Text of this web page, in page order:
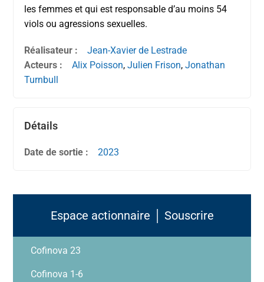
les femmes et qui est responsable d’au moins 54
viols ou agressions sexuelles.
Réalisateur :
Jean-Xavier de Lestrade
Acteurs :
Alix Poisson,Julien Frison,Jonathan
Turnbull
Détails
Date de sortie : 2023
Espace actionnaire │ Souscrire
Cofinova 23
Cofinova 1-6